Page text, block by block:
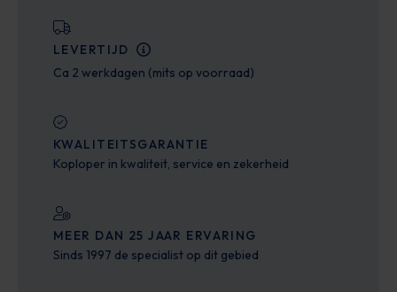
LEVERTIJD
Ca 2 werkdagen (mits op voorraad)
KWALITEITSGARANTIE
Koploper in kwaliteit, service en zekerheid
MEER DAN 25 JAAR ERVARING
Sinds 1997 de specialist op dit gebied